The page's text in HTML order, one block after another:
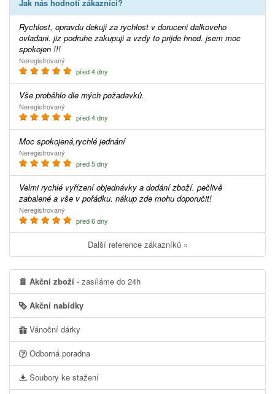
Jak nás hodnotí zákazníci?
Rychlost, opravdu dekuji za rychlost v doruceni dalkoveho
ovladani. jiz podruhe zakupuji a vzdy to prijde hned. jsem moc
spokojen !!!
Neregistrovaný
před 4 dny
Vše proběhlo dle mých požadavků.
Neregistrovaný
před 4 dny
Moc spokojená,rychlé jednání
Neregistrovaný
před 5 dny
Velmi rychlé vyřízení objednávky a dodání zboží. pečlivě
zabalené a vše v pořádku. nákup zde mohu doporučit!
Neregistrovaný
před 6 dny
Další reference zákazníků »
Akční zboží - zasíláme do 24h
Akční nabídky
Vánoční dárky
Odborná poradna
Soubory ke stažení